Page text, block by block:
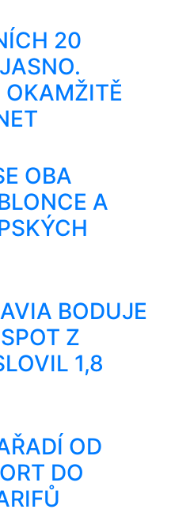
20
OKAMŽITĚ
OBA
A
BODUJE
Z
1,8
OD
DO